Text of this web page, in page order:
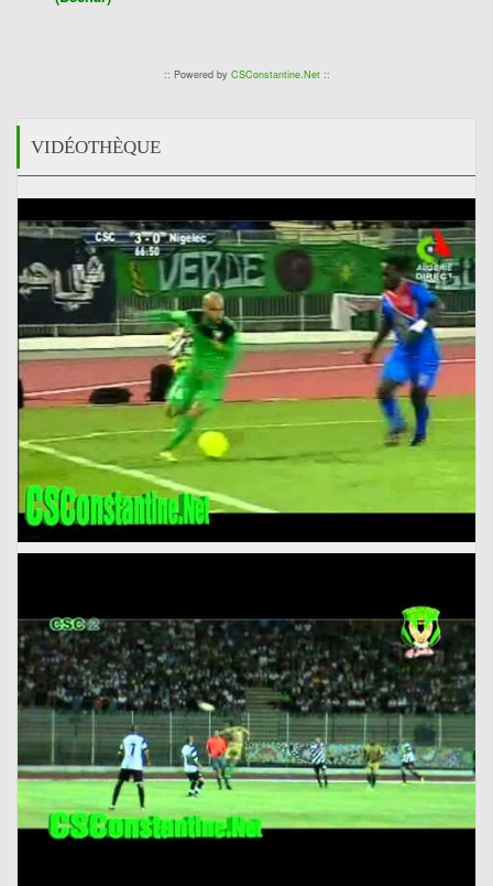
:: Powered by CSConstantine.Net::
VIDÉOTHÈQUE